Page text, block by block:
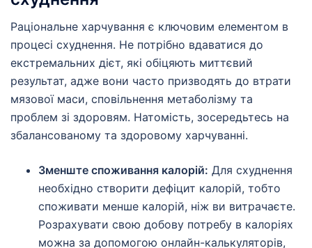
Раціональне харчування є ключовим елементом в
процесі схуднення. Не потрібно вдаватися до
екстремальних дієт, які обіцяють миттєвий
результат, адже вони часто призводять до втрати
мязової маси, сповільнення метаболізму та
проблем зі здоровям. Натомість, зосередьтесь на
збалансованому та здоровому харчуванні.
Зменште споживання калорій: Для схуднення
необхідно створити дефіцит калорій, тобто
споживати менше калорій, ніж ви витрачаєте.
Розрахувати свою добову потребу в калоріях
можна за допомогою онлайн-калькуляторів,